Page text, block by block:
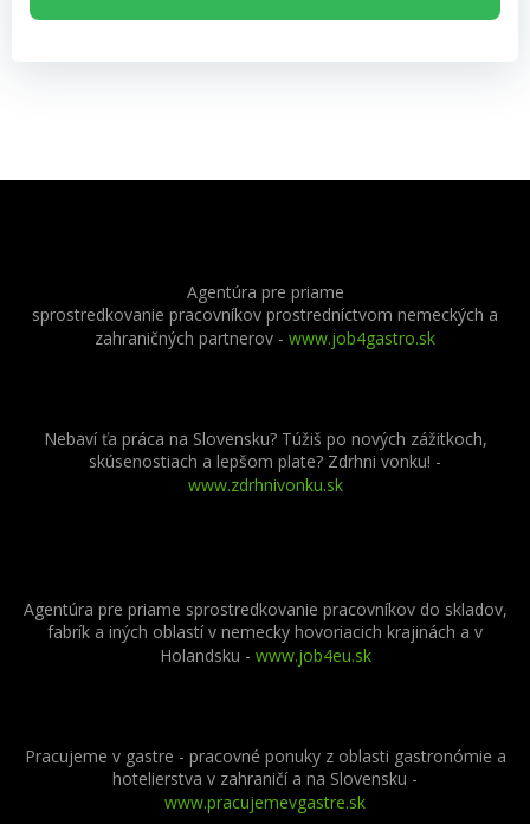
Agentúra pre priame
sprostredkovanie pracovníkov prostredníctvom nemeckých a
zahraničných partnerov - www.job4gastro.sk
Nebaví ťa práca na Slovensku? Túžiš po nových zážitkoch,
skúsenostiach a lepšom plate? Zdrhni vonku! -
www.zdrhnivonku.sk
Agentúra pre priame sprostredkovanie pracovníkov do skladov,
fabrík a iných oblastí v nemecky hovoriacich krajinách a v
Holandsku - www.job4eu.sk
Pracujeme v gastre - pracovné ponuky z oblasti gastronómie a
hotelierstva v zahraničí a na Slovensku -
www.pracujemevgastre.sk